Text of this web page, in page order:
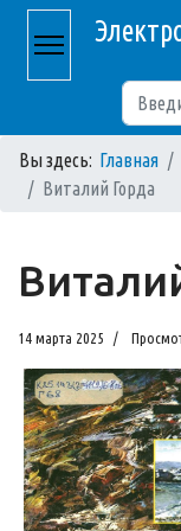
Вы здесь: Главная
Виталий Горда
14 марта 2025